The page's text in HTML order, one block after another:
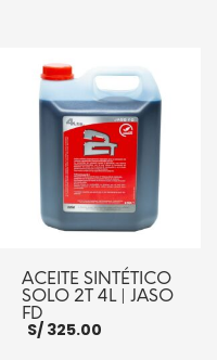
AÑADIR AL CARRITO
ACEITE SINTÉTICO
SOLO 2T 4L | JASO
FD
S/325.00